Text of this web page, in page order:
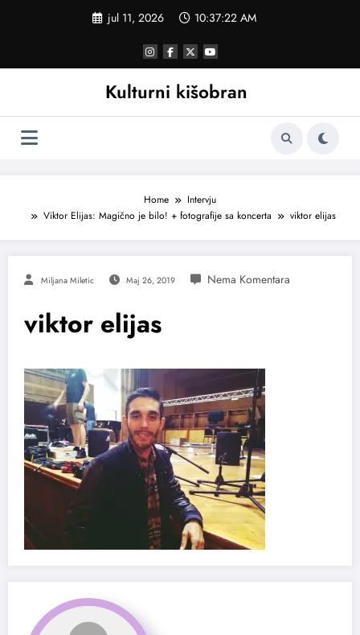
jul 11, 2026 10:37:23 AM
Kulturni kišobran
Home
Intervju
Viktor Elijas: Magično je bilo! + fotografije sa koncerta
viktor elijas
Miljana Miletic Maj 26, 2019
viktor elijas